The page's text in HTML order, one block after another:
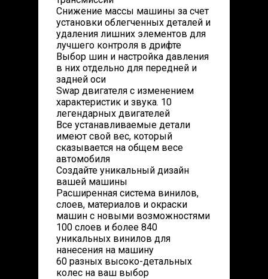
Снижение массы машины за счет
установки облегченных деталей и
удаления лишних элементов для
лучшего контроля в дрифте
Выбор шин и настройка давления
в них отдельно для передней и
задней оси
Swap двигателя с изменением
характеристик и звука. 10
легендарных двигателей
Все устанавливаемые детали
имеют свой вес, который
сказывается на общем весе
автомобиля
Создайте уникальный дизайн
вашей машины
Расширенная система винилов,
слоев, материалов и окраски
машин с новыми возможностями
100 слоев и более 840
уникальных винилов для
нанесения на машину
60 разных высоко-детальных
колес на ваш выбор